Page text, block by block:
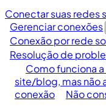
Conectar suas redes
Gerenciar conexões
Conexão por rede
Resolução de
Como funciona
site/blog, mas não
conexão
Não